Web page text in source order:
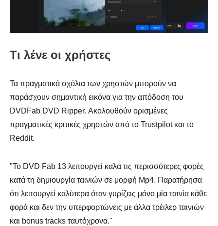
Τι λένε οι χρήστες
Τα πραγματικά σχόλια των χρηστών μπορούν να
παράσχουν σημαντική εικόνα για την απόδοση του
DVDFab DVD Ripper. Ακολουθούν ορισμένες
πραγματικές κριτικές χρηστών από το Trustpilot και το
Reddit.
"Το DVD Fab 13 λειτουργεί καλά τις περισσότερες φορές
κατά τη δημιουργία ταινιών σε μορφή Mp4. Παρατήρησα
ότι λειτουργεί καλύτερα όταν γυρίζεις μόνο μία ταινία κάθε
φορά και δεν την υπερφορτώνεις με άλλα τρέιλερ ταινιών
και bonus tracks ταυτόχρονα."